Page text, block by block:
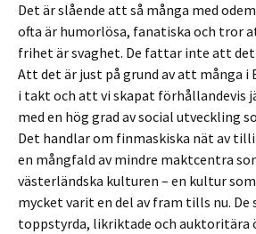
Det är slående att så många med
ofta är humorlösa, fanatiska och tror
frihet är svaghet. De fattar inte att
Att det är just på grund av att många
i takt och att vi skapat förhållandevis
med en hög grad av social utveckling
Det handlar om finmaskiska nät av
en mångfald av mindre maktcentra
västerländska kulturen – en kultur
mycket varit en del av fram tills nu. De
toppstyrda, likriktade och auktoritära